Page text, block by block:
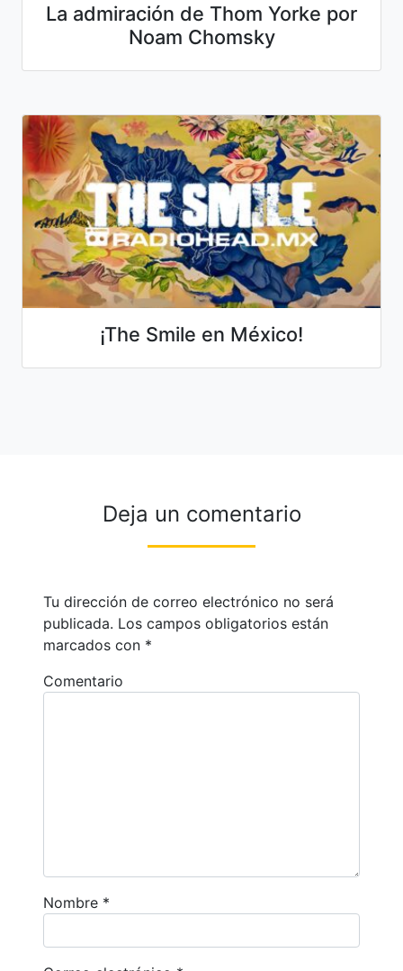
La admiración de Thom Yorke por
Noam Chomsky
¡The Smile en México!
Deja un comentario
Tu dirección de correo electrónico no será
publicada. Los campos obligatorios están
marcados con *
Comentario
Nombre *